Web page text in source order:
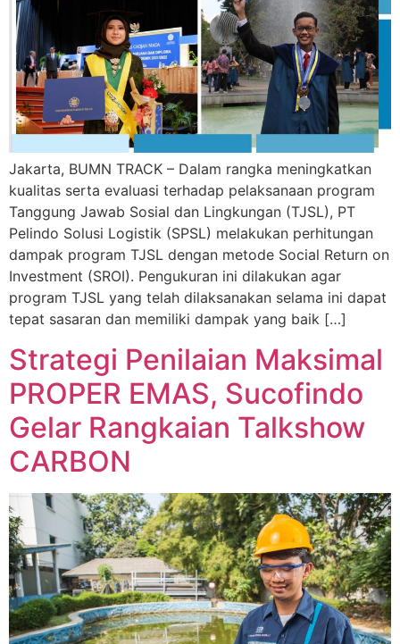
Jakarta, BUMN TRACK – Dalam rangka meningkatkan
kualitas serta evaluasi terhadap pelaksanaan program
Tanggung Jawab Sosial dan Lingkungan (TJSL), PT
Pelindo Solusi Logistik (SPSL) melakukan perhitungan
dampak program TJSL dengan metode Social Return on
Investment (SROI). Pengukuran ini dilakukan agar
program TJSL yang telah dilaksanakan selama ini dapat
tepat sasaran dan memiliki dampak yang baik […]
Strategi Penilaian Maksimal
PROPER EMAS, Sucofindo
Gelar Rangkaian Talkshow
CARBON